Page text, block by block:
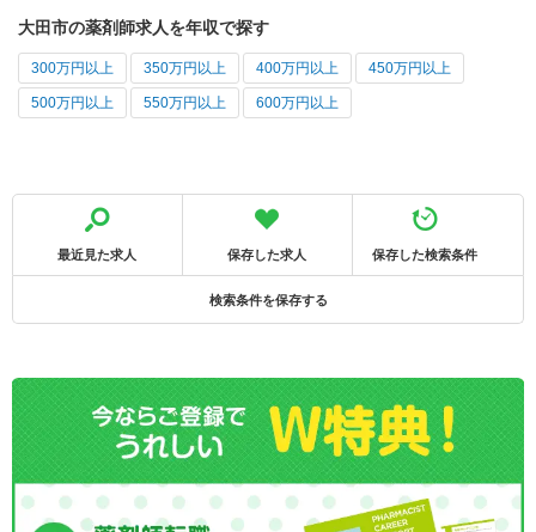
大田市の薬剤師求人を年収で探す
300万円以上 350万円以上 400万円以上 450万円以上
500万円以上 550万円以上 600万円以上
最近見た求人 保存した求人 保存した検索条件
検索条件を保存する